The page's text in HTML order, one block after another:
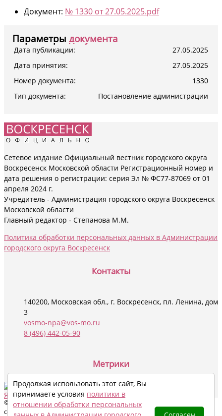
Документ: № 1330 от 27.05.2025.pdf
Параметры документа
Дата публикации:
27.05.2025
Дата принятия:
27.05.2025
Номер документа:
1330
Тип документа:
Постановление администрации
Сетевое издание Официальный вестник городского округа
Воскресенск Московской области Регистрационный номер и
дата решения о регистрации: серия Эл № ФС77-87069 от 01
апреля 2024 г.
Учредитель - Администрация городского округа Воскресенск
Московской области
Главный редактор - Степанова М.М.
Политика обработки персональных данных в Администрации
городского округа Воскресенск
Контакты
140200, Московская обл., г. Воскресенск, пл. Ленина, дом
3
vosmo-npa@vos-mo.ru
8 (496) 442-05-90
Метрики
© 2024 - 2026 Все права на материалы данного сайта охраняются в
соответствии с законодательством РФ, в том числе, об авторском
Продолжая использовать этот сайт, Вы
принимаете условия политики в
отношении обработки персональных